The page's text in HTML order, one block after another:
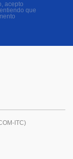
acepto
que
ITC)